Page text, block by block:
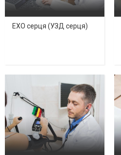
ЕХО серця (УЗД серця)